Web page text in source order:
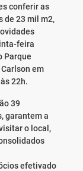
conferir as
de 23 mil m2,
feira
Parque
em
22h.
39
garantem a
o local,
efetivado